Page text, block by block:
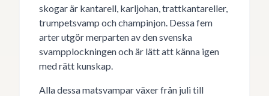
skogar är kantarell, karljohan, trattkantareller,
trumpetsvamp och champinjon. Dessa fem
arter utgör merparten av den svenska
svampplockningen och är lätt att känna igen
med rätt kunskap.
Alla dessa matsvampar växer från juli till